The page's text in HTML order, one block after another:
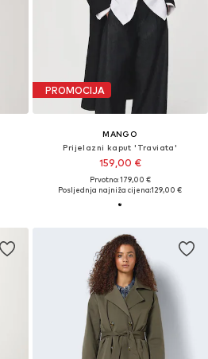
PROMOCIJA
MANGO
Prijelazni kaput 'Traviata'
159,00 €
Prvotno: 179,00 €
Posljednja najniža cijena:129,00 €